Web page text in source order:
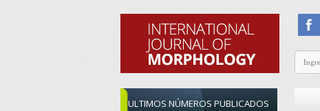
ULTIMOS NÚMEROS PUBLICADOS